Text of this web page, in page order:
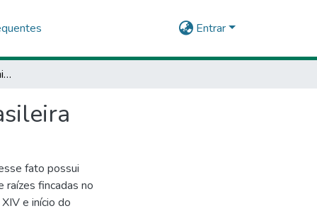
Entrar
A discursivização do feminicídio na mídia digital brasileira
fato possui
raízes fincadas no
e início do